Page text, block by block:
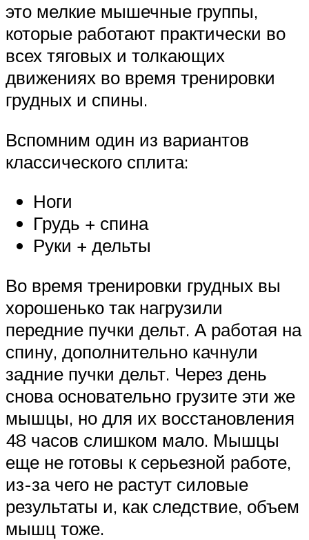
это мелкие мышечные группы,
которые работают практически во
всех тяговых и толкающих
движениях во время тренировки
грудных и спины.
Вспомним один из вариантов
классического сплита:
Ноги
Грудь + спина
Руки + дельты
Во время тренировки грудных вы
хорошенько так нагрузили
передние пучки дельт. А работая на
спину, дополнительно качнули
задние пучки дельт. Через день
снова основательно грузите эти же
мышцы, но для их восстановления
48 часов слишком мало. Мышцы
еще не готовы к серьезной работе,
из-за чего не растут силовые
результаты и, как следствие, объем
мышц тоже.